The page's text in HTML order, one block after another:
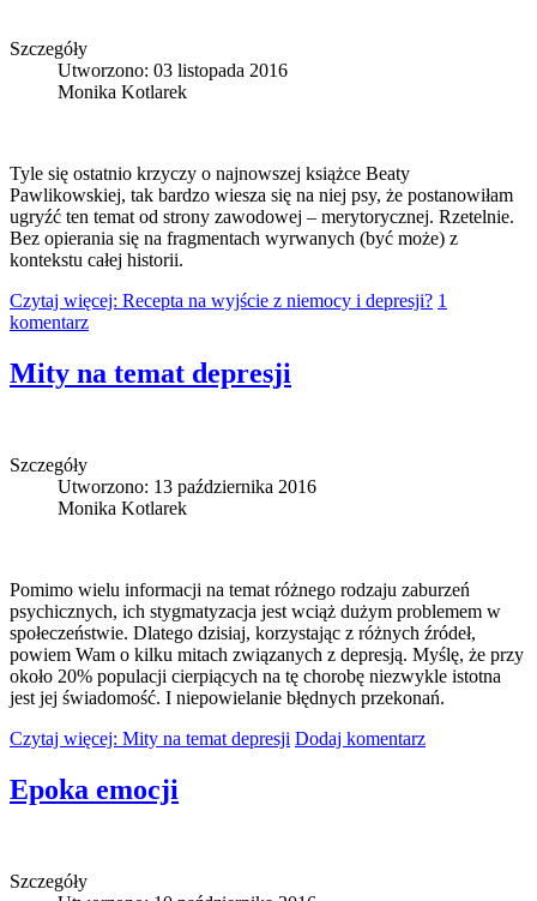
Szczegóły
Utworzono: 03 listopada 2016
Monika Kotlarek
Tyle się ostatnio krzyczy o najnowszej książce Beaty
Pawlikowskiej, tak bardzo wiesza się na niej psy, że postanowiłam
ugryźć ten temat od strony zawodowej – merytorycznej. Rzetelnie.
Bez opierania się na fragmentach wyrwanych (być może) z
kontekstu całej historii.
Czytaj więcej: Recepta na wyjście z niemocy i depresji? 1
komentarz
Mity na temat depresji
Szczegóły
Utworzono: 13 października 2016
Monika Kotlarek
Pomimo wielu informacji na temat różnego rodzaju zaburzeń
psychicznych, ich stygmatyzacja jest wciąż dużym problemem w
społeczeństwie. Dlatego dzisiaj, korzystając z różnych źródeł,
powiem Wam o kilku mitach związanych z depresją. Myślę, że przy
około 20% populacji cierpiących na tę chorobę niezwykle istotna
jest jej świadomość. I niepowielanie błędnych przekonań.
Czytaj więcej: Mity na temat depresji Dodaj komentarz
Epoka emocji
Szczegóły